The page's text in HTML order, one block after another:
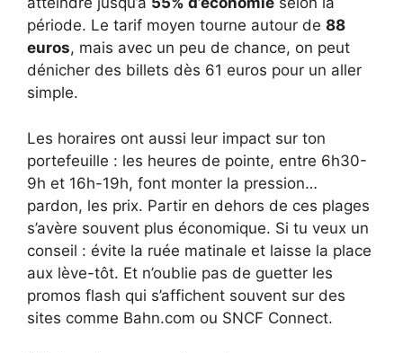
période. Le tarif moyen tourne autour de 88
euros, mais avec un peu de chance, on peut
dénicher des billets dès 61 euros pour un aller
simple.
Les horaires ont aussi leur impact sur ton
portefeuille : les heures de pointe, entre 6h30-
9h et 16h-19h, font monter la pression…
pardon, les prix. Partir en dehors de ces plages
s’avère souvent plus économique. Si tu veux un
conseil : évite la ruée matinale et laisse la place
aux lève-tôt. Et n’oublie pas de guetter les
promos flash qui s’affichent souvent sur des
sites comme Bahn.com ou SNCF Connect.